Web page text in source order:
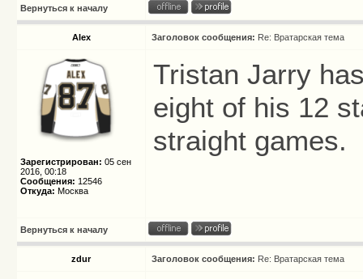
Вернуться к началу
Alex Заголовок сообщения: Re: Вратарская тема
Зарегистрирован: 05 сен
2016, 00:18
Сообщения: 12546
Откуда: Москва
Tristan Jarry
eight of his 12
straight games.
Вернуться к началу
zdur Заголовок сообщения: Re: Вратарская тема